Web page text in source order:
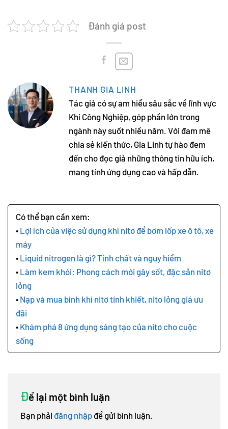
Đánh giá post
THANH GIA LINH
Tác giả có sự am hiểu sâu sắc về lĩnh vực
Khí Công Nghiệp, góp phần lớn trong
ngành này suốt nhiều năm. Với đam mê
chia sẻ kiến thức, Gia Linh tự hào đem
đến cho đọc giả những thông tin hữu ích,
mang tính ứng dụng cao và hấp dẫn.
Lợi ích của việc sử dụng khí nitơ để bơm lốp xe ô tô, xe
máy
Liquid nitrogen là gì? Tính chất và nguy hiểm
Làm kem khói: Phong cách mới gây sốt, đặc sản nitơ
lỏng
Nạp và mua bình khí nitơ tinh khiết, nito lỏng giá ưu
đãi
Khám phá 8 ứng dụng sáng tạo của nitơ cho cuộc
sống
Để lại một bình luận
Bạn phải đăng nhập để gửi bình luận.